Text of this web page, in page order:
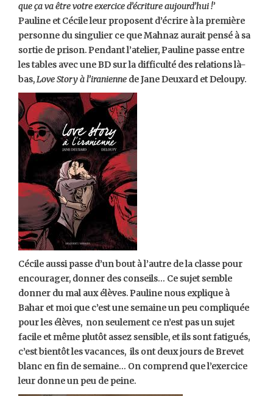
que ça va être votre exercice d’écriture aujourd’hui !’
Pauline et Cécile leur proposent d’écrire à la première
personne du singulier ce que Mahnaz aurait pensé à sa
sortie de prison. Pendant l’atelier, Pauline passe entre
les tables avec une BD sur la difficulté des relations là-
bas,Love Story à l’iraniennede Jane Deuxard et Deloupy.
Cécile aussi passe d’un bout à l’autre de la classe pour
encourager, donner des conseils… Ce sujet semble
donner du mal aux élèves. Pauline nous explique à
Bahar et moi que c’est une semaine un peu compliquée
pour les élèves, non seulement ce n’est pas un sujet
facile et même plutôt assez sensible, et ils sont fatigués,
c’est bientôt les vacances, ils ont deux jours de Brevet
blanc en fin de semaine… On comprend que l’exercice
leur donne un peu de peine.